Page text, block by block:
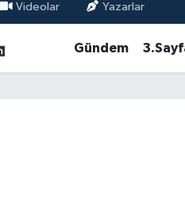
Videolar Yazarlar
Gündem